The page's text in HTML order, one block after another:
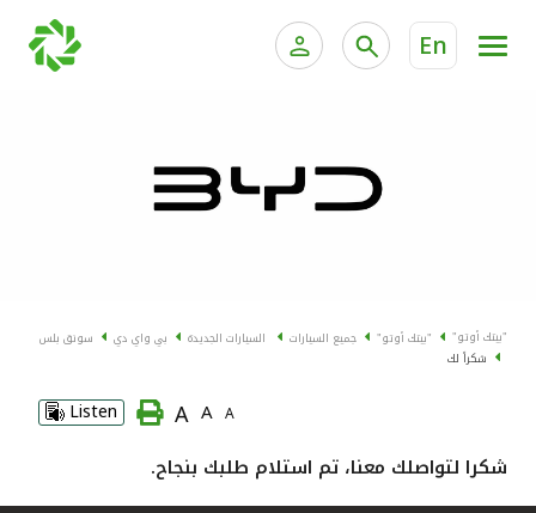
En
الخدمات المصرفية الإلكترونية للشركات
الدراجات
"بيتك أوتو" "بيتك أوتو" جميع السيارات السيارات الجديدة بي واي دي
سونق بلس
شكراً لك
A
A
A
Listen
شكرا لتواصلك معنا، تم استلام طلبك بنجاح.